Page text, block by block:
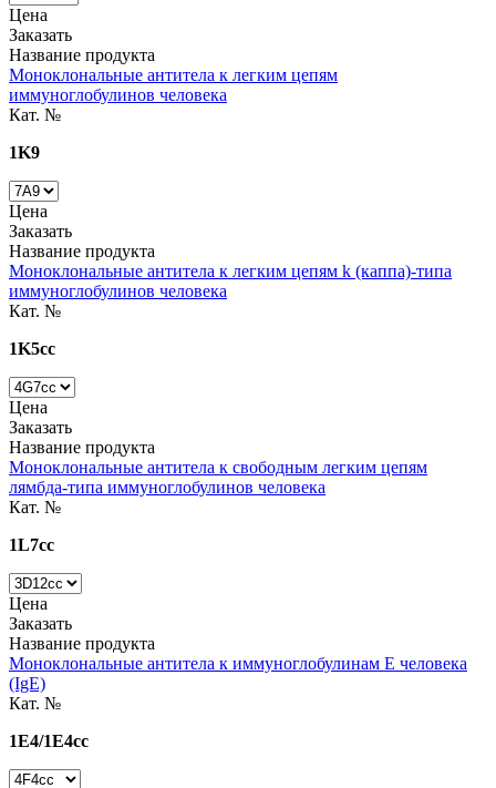
Цена
Заказать
Название продукта
Моноклональные антитела к легким цепям
иммуноглобулинов человека
Кат. №
1K9
Цена
Заказать
Название продукта
Моноклональные антитела к легким цепям k (каппа)-типа
иммуноглобулинов человека
Кат. №
1K5cc
Цена
Заказать
Название продукта
Моноклональные антитела к свободным легким цепям
лямбда-типа иммуноглобулинов человека
Кат. №
1L7cc
Цена
Заказать
Название продукта
Моноклональные антитела к иммуноглобулинам E человека
(IgE)
Кат. №
1E4/1E4cc